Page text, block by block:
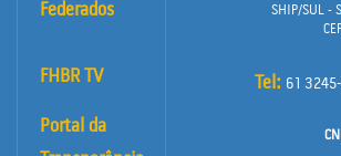
Federados
FHBR TV
Portal da
SHIP/SUL -
Tel: 61